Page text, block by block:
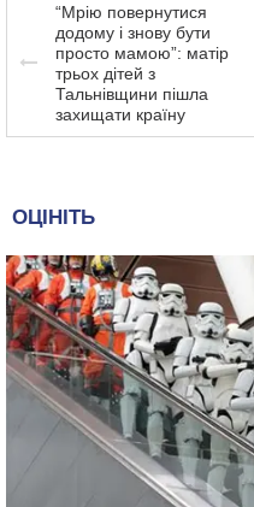
“Мрію повернутися
додому і знову бути
просто мамою”: матір
трьох дітей з
Тальнівщини пішла
захищати країну